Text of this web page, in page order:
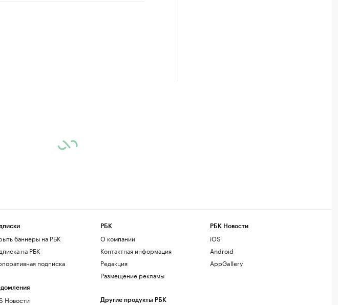
баннеры на РБК
на РБК
подписка
Новости
РБК
О компании
Контактная информация
Редакция
Размещение рекламы
Другие продукты РБК
РБК Новости
iOS
Android
AppGallery